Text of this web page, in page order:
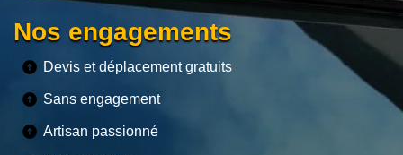
Nos engagements
Devis et déplacement gratuits
Sans engagement
Artisan passionné